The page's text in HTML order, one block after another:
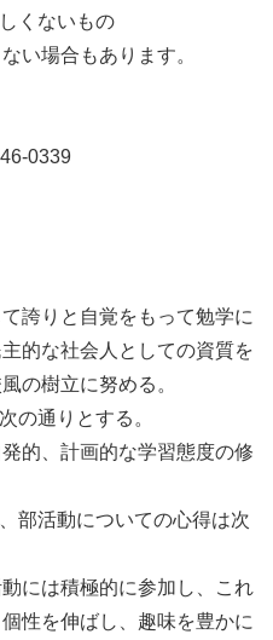
くないもの
い場合もあります。
0339
誇りと自覚をもって勉学に
的な社会人としての資質を
の樹立に努める。
の通りとする。
的、計画的な学習態度の修
部活動についての心得は次
には積極的に参加し、これ
性を伸ばし、趣味を豊かに